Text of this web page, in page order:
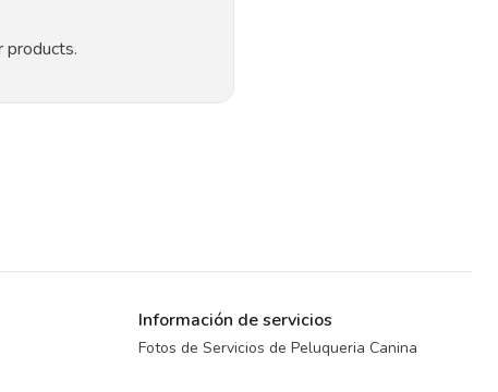
products.
Información de servicios
Fotos de Servicios de Peluqueria Canina